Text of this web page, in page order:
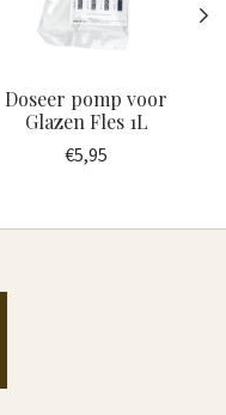
Doseer pomp voor
Glazen Fles 1L
€5,95